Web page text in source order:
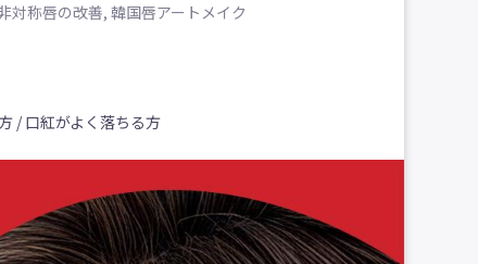
対称唇の改善, 韓国唇アートメイク
/ 口紅がよく落ちる方